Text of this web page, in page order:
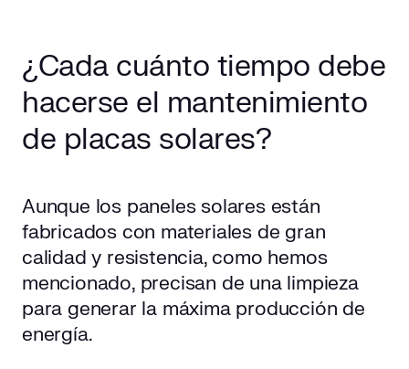
¿Cada cuánto tiempo debe
hacerse el mantenimiento
de placas solares?
Aunque los paneles solares están
fabricados con materiales de gran
calidad y resistencia, como hemos
mencionado, precisan de una limpieza
para generar la máxima producción de
energía.